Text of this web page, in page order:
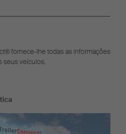
fornece-lhe todas as informações
seus veículos.